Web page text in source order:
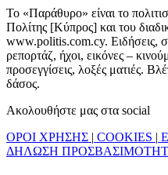
Το «Παράθυρο» είναι το
Πολίτης [Κύπρος] και του
www.politis.com.cy. Ειδήσεις,
ρεπορτάζ, ήχοι, εικόνες –
προσεγγίσεις, λοξές ματιές.
δάσος.
Ακολουθήστε μας στα social
ΟΡΟΙ ΧΡΗΣΗΣ | COOKIES |
ΔΗΛΩΣΗ